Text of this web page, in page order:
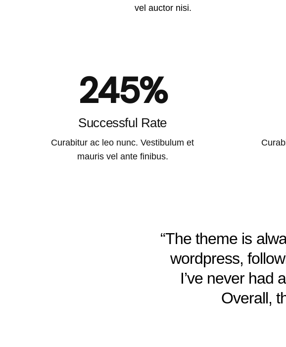
vel auctor nisi.
245%
Successful Rate
Curabitur ac leo nunc. Vestibulum et
mauris vel ante finibus.
“The theme is
wordpress,
I’ve never had
Overall,